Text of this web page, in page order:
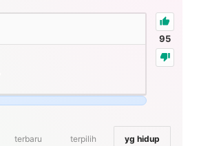
95
yg hidup
terpilih
terbaru